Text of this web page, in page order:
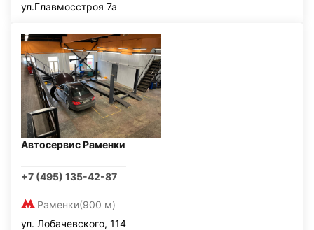
ул.Главмосстроя 7а
Автосервис Раменки
+7 (495) 135-42-87
Раменки(900 м)
ул. Лобачевского, 114